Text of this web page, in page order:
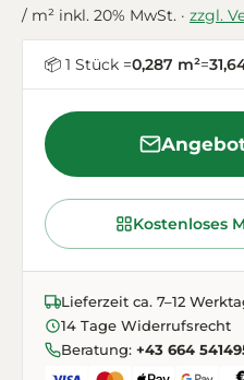
/ m² inkl. 20% MwSt. · zzgl.
📦 1 Stück =0,287 m²=
Kostenloses
Lieferzeit ca. 7–12
14 Tage Widerrufsrecht
Beratung: +43 664